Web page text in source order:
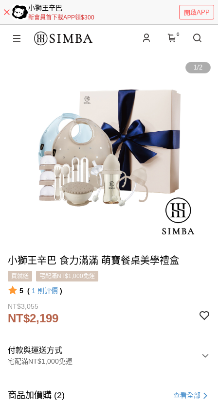
小獅王辛巴
新會員首下載APP領$300
開啟APP
0
1/2
小獅王辛巴 食力滿滿 萌寶餐桌美學禮盒
買就送 宅配滿NT$1,000免運
5 ( 1 則評價 )
NT$3,055
NT$2,199
付款與運送方式
宅配滿NT$1,000免運
信用卡一次付款
商品加價購 (2) 查看全部